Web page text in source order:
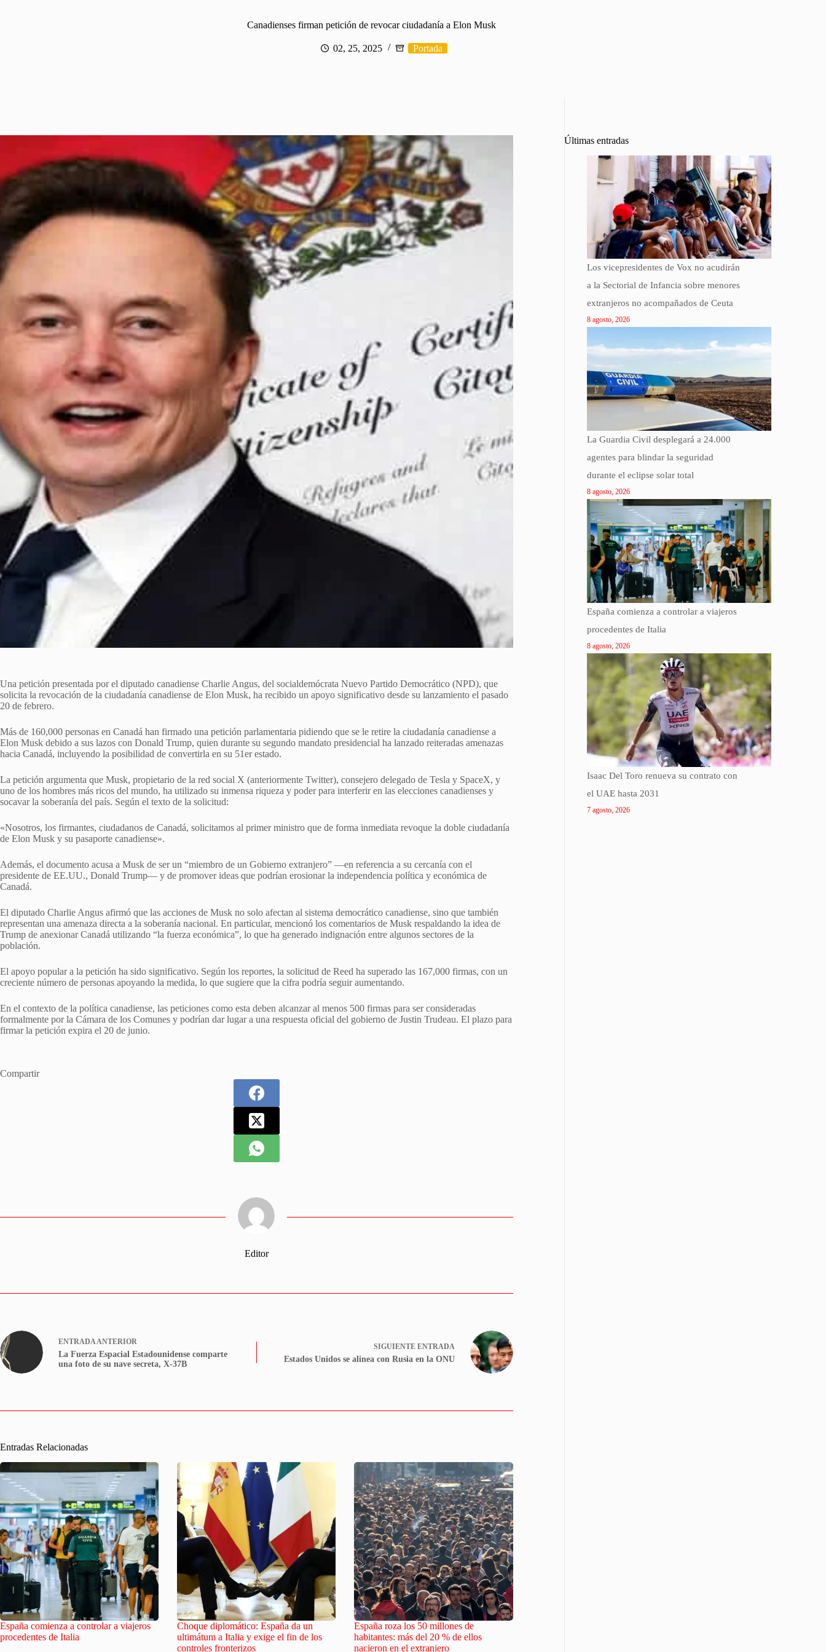
Canadienses firman petición de revocar ciudadanía a Elon Musk
02, 25, 2025 Portada
Una petición presentada por el diputado canadiense Charlie Angus, del socialdemócrata Nuevo Partido Democrático (NPD), que
solicita la revocación de la ciudadanía canadiense de Elon Musk, ha recibido un apoyo significativo desde su lanzamiento el pasado
20 de febrero.
Más de 160,000 personas en Canadá han firmado una petición parlamentaria pidiendo que se le retire la ciudadanía canadiense a
Elon Musk debido a sus lazos con Donald Trump, quien durante su segundo mandato presidencial ha lanzado reiteradas amenazas
hacia Canadá, incluyendo la posibilidad de convertirla en su 51er estado.
La petición argumenta que Musk, propietario de la red social X (anteriormente Twitter), consejero delegado de Tesla y SpaceX, y
uno de los hombres más ricos del mundo, ha utilizado su inmensa riqueza y poder para interferir en las elecciones canadienses y
socavar la soberanía del país. Según el texto de la solicitud:
«Nosotros, los firmantes, ciudadanos de Canadá, solicitamos al primer ministro que de forma inmediata revoque la doble ciudadanía
de Elon Musk y su pasaporte canadiense».
Además, el documento acusa a Musk de ser un “miembro de un Gobierno extranjero” —en referencia a su cercanía con el
presidente de EE.UU., Donald Trump— y de promover ideas que podrían erosionar la independencia política y económica de
Canadá.
El diputado Charlie Angus afirmó que las acciones de Musk no solo afectan al sistema democrático canadiense, sino que también
representan una amenaza directa a la soberanía nacional. En particular, mencionó los comentarios de Musk respaldando la idea de
Trump de anexionar Canadá utilizando “la fuerza económica”, lo que ha generado indignación entre algunos sectores de la
población.
El apoyo popular a la petición ha sido significativo. Según los reportes, la solicitud de Reed ha superado las 167,000 firmas, con un
creciente número de personas apoyando la medida, lo que sugiere que la cifra podría seguir aumentando.
En el contexto de la política canadiense, las peticiones como esta deben alcanzar al menos 500 firmas para ser consideradas
formalmente por la Cámara de los Comunes y podrían dar lugar a una respuesta oficial del gobierno de Justin Trudeau. El plazo para
firmar la petición expira el 20 de junio.
Compartir
Editor
ENTRADA ANTERIOR
La Fuerza Espacial Estadounidense comparte
una foto de su nave secreta, X-37B
SIGUIENTE ENTRADA
Estados Unidos se alinea con Rusia en la ONU
Entradas Relacionadas
España comienza a controlar a viajeros
procedentes de Italia
Choque diplomático: España da un
ultimátum a Italia y exige el fin de los
controles fronterizos
España roza los 50 millones de
habitantes: más del 20 % de ellos
nacieron en el extranjero
Últimas entradas
Los vicepresidentes de Vox no acudirán
a la Sectorial de Infancia sobre menores
extranjeros no acompañados de Ceuta
8 agosto, 2026
La Guardia Civil desplegará a 24.000
agentes para blindar la seguridad
durante el eclipse solar total
8 agosto, 2026
España comienza a controlar a viajeros
procedentes de Italia
8 agosto, 2026
Isaac Del Toro renueva su contrato con
el UAE hasta 2031
7 agosto, 2026